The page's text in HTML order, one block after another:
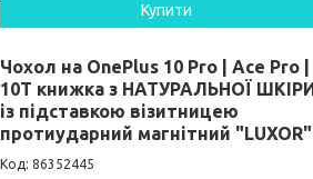
Купити
Чохол на OnePlus 10 Pro | Ace Pro |
10T книжка з НАТУРАЛЬНОЇ ШКІРИ
із підставкою візитницею
протиударний магнітний "LUXOR"
86352445